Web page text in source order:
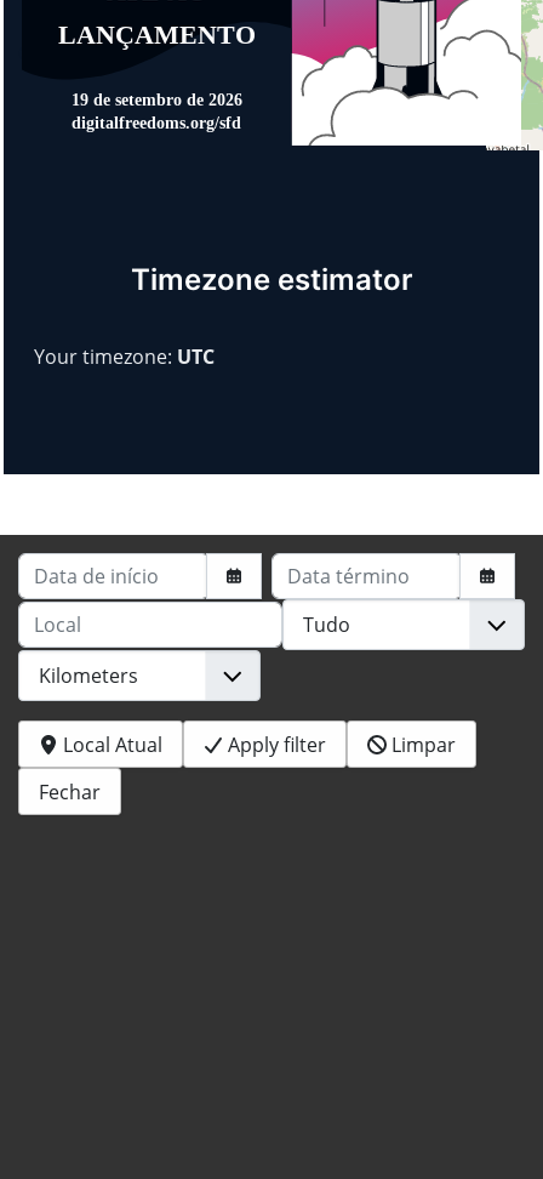
© OpenStreetMap
Timezone estimator
Your timezone: UTC
Data de início
Data término
Local
Local Atual Apply filter
Limpar
Fechar